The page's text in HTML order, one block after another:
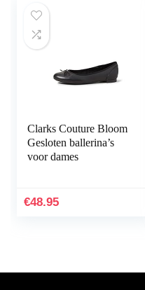
Clarks Couture Bloom
Gesloten ballerina’s
voor dames
€48.95